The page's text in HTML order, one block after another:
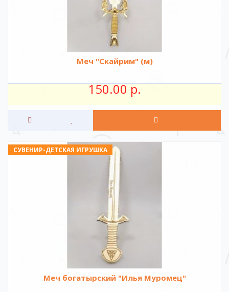
Меч "Скайрим" (м)
150.00 р.
СУВЕНИР-ДЕТСКАЯ ИГРУШКА
Меч богатырский "Илья Муромец"